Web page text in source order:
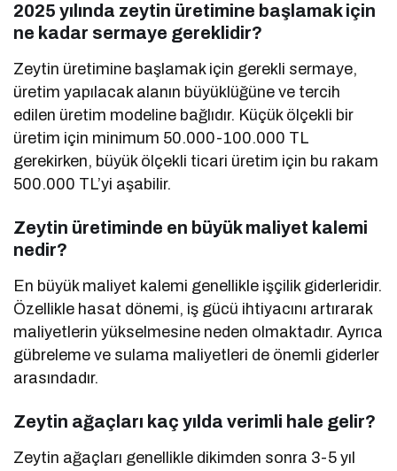
2025 yılında zeytin üretimine başlamak için
ne kadar sermaye gereklidir?
Zeytin üretimine başlamak için gerekli sermaye,
üretim yapılacak alanın büyüklüğüne ve tercih
edilen üretim modeline bağlıdır. Küçük ölçekli bir
üretim için minimum 50.000-100.000 TL
gerekirken, büyük ölçekli ticari üretim için bu rakam
500.000 TL’yi aşabilir.
Zeytin üretiminde en büyük maliyet kalemi
nedir?
En büyük maliyet kalemi genellikle işçilik giderleridir.
Özellikle hasat dönemi, iş gücü ihtiyacını artırarak
maliyetlerin yükselmesine neden olmaktadır. Ayrıca
gübreleme ve sulama maliyetleri de önemli giderler
arasındadır.
Zeytin ağaçları kaç yılda verimli hale gelir?
Zeytin ağaçları genellikle dikimden sonra 3-5 yıl